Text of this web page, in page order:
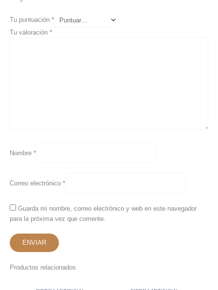
Tu puntuación *
Tu valoración *
Nombre *
Correo electrónico *
Guarda mi nombre, correo electrónico y web en este navegador
para la próxima vez que comente.
Productos relacionados